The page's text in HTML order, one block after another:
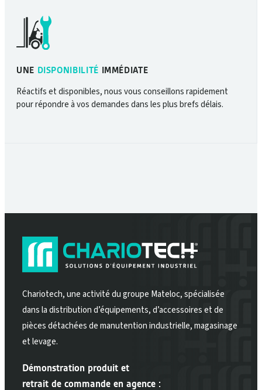
UNE DISPONIBILITÉ IMMÉDIATE
Réactifs et disponibles, nous vous conseillons rapidement
pour répondre à vos demandes dans les plus brefs délais.
Chariotech, une activité du groupe Mateloc, spécialisée
dans la distribution d’équipements, d’accessoires et de
pièces détachées de manutention industrielle, magasinage
et levage.
Démonstration produit et
retrait de commande en agence :